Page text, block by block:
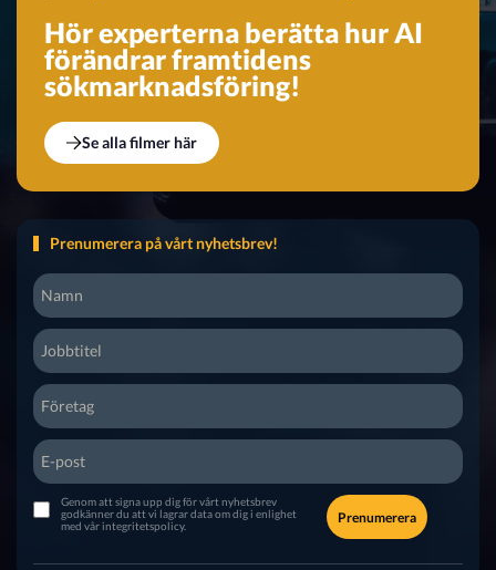
Hör experterna berätta hur AI
förändrar framtidens
sökmarknadsföring!
Se alla filmer här
Prenumerera på vårt nyhetsbrev!
Genom att signa upp dig för vårt nyhetsbrev
godkänner du att vi lagrar data om dig i enlighet
med vårintegritetspolicy.
Prenumerera